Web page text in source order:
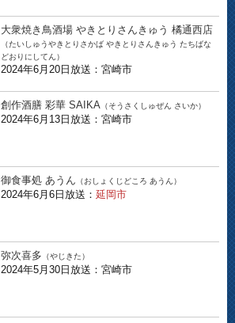
大衆焼き鳥酒場 やきとりさんきゅう 橘通西店
（たいしゅうやきとりさかば やきとりさんきゅう たちばな
どおりにしてん）
2024年6月20日放送：宮崎市
創作酒膳 彩華 SAIKA （そうさくしゅぜん さいか）
2024年6月13日放送：宮崎市
御食事処 あうん （おしょくじどころ あうん）
2024年6月6日放送： 延岡市
弥次喜多 （やじきた）
2024年5月30日放送：宮崎市